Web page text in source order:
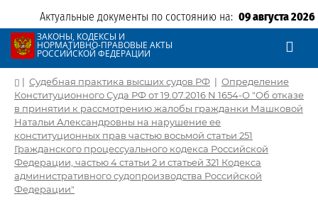
Актуальные документы по состоянию на: 09 августа 2026
ЗАКОНЫ, КОДЕКСЫ И
НОРМАТИВНО-ПРАВОВЫЕ АКТЫ
РОССИЙСКОЙ ФЕДЕРАЦИИ
| Судебная практика высших судов РФ | Определение
Конституционного Суда РФ от 19.07.2016 N 1654-О "Об отказе
в принятии к рассмотрению жалобы гражданки Машковой
Натальи Александровны на нарушение ее
конституционных прав частью восьмой статьи 251
Гражданского процессуального кодекса Российской
Федерации, частью 4 статьи 2 и статьей 321 Кодекса
административного судопроизводства Российской
Федерации"